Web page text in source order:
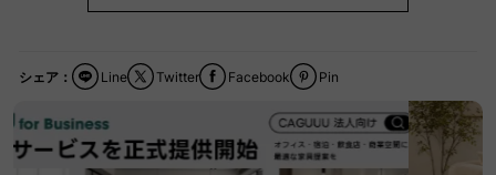
シェア： Facebook
Twitter Pin
Line